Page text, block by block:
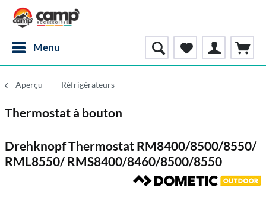
Menu
Aperçu Réfrigérateurs
Thermostat à bouton
Drehknopf Thermostat RM8400/8500/8550/
RML8550/ RMS8400/8460/8500/8550